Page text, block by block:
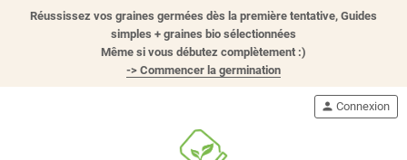
Réussissez vos graines germées dès la première tentative, Guides
simples + graines bio sélectionnées
Même si vous débutez complètement :)
-> Commencer la germination
person Connexion